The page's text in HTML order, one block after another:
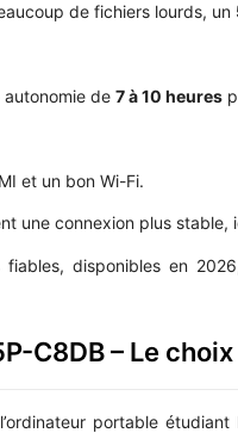
de fichiers lourds, un
autonomie de 7 à 10 heures
et un bon Wi-Fi.
une connexion plus stable,
fiables, disponibles en
C8DB – Le
portable